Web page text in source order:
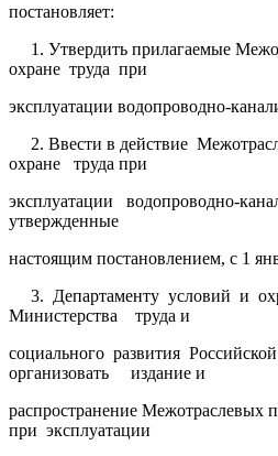
постановляет:
1. Утвердить прилагаемые
охране труда при
эксплуатации водопроводно-
2. Ввести в действие
охране труда при
эксплуатации водопроводно-
утвержденные
настоящим постановлением, с 1
3. Департаменту условий и
Министерства труда и
социального развития
организовать издание и
распространение Межотраслевых
при эксплуатации